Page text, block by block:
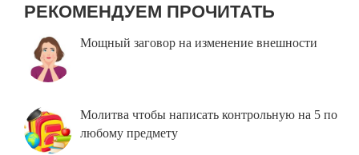
РЕКОМЕНДУЕМ ПРОЧИТАТЬ
Мощный заговор на изменение внешности
Молитва чтобы написать контрольную на 5 по
любому предмету